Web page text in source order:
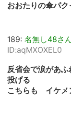
おおたりの傘パ
189: 名無し48さ
ID:aqMXOXEL0
反省会で涙があ
投げる
こちらも イケメ